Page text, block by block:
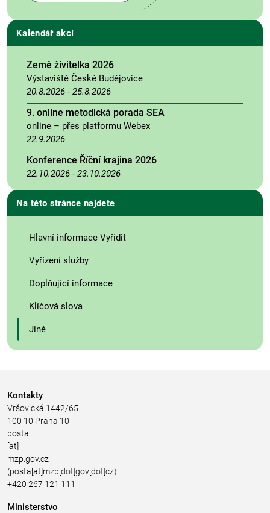
Kalendář akcí
Země živitelka 2026
Výstaviště České Budějovice
20.8.2026 - 25.8.2026
9. online metodická porada SEA
online – přes platformu Webex
22.9.2026
Konference Říční krajina 2026
22.10.2026 - 23.10.2026
Na této stránce najdete
Hlavní informace Vyřídit
Vyřízení služby
Doplňující informace
Klíčová slova
Jiné
Kontakty
Vršovická 1442/65
100 10 Praha 10
posta
[at]
mzp.gov.cz
(posta[at]mzp[dot]gov[dot]cz)
+420 267 121 111
Ministerstvo